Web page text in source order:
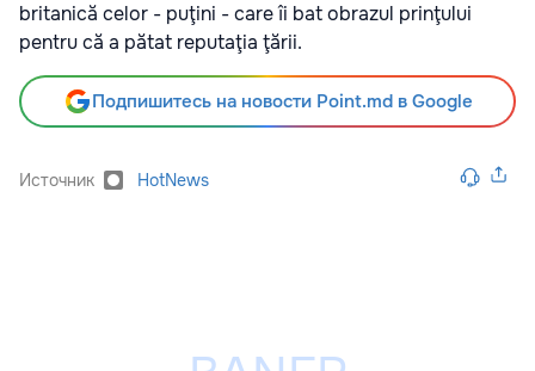
britanică celor - puţini - care îi bat obrazul prinţului
pentru că a pătat reputaţia ţării.
Подпишитесь на новости Point.md в Google
Источник HotNews